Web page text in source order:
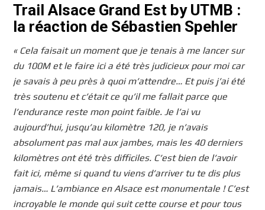
Trail Alsace Grand Est by UTMB :
la réaction de Sébastien Spehler
« Cela faisait un moment que je tenais à me lancer sur
du 100M et le faire ici a été très judicieux pour moi car
je savais à peu près à quoi m’attendre… Et puis j’ai été
très soutenu et c’était ce qu’il me fallait parce que
l’endurance reste mon point faible. Je l’ai vu
aujourd’hui, jusqu’au kilomètre 120, je n’avais
absolument pas mal aux jambes, mais les 40 derniers
kilomètres ont été très difficiles. C’est bien de l’avoir
fait ici, même si quand tu viens d’arriver tu te dis plus
jamais… L’ambiance en Alsace est monumentale ! C’est
incroyable le monde qui suit cette course et pour tous